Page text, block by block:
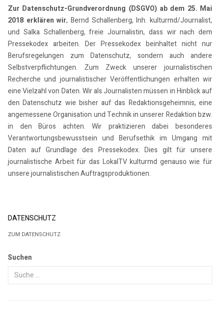
Zur Datenschutz-Grundverordnung (DSGVO) ab dem 25. Mai
2018 erklären wir, Bernd Schallenberg, Inh. kulturmd/Journalist,
und Salka Schallenberg, freie Journalistin, dass wir nach dem
Pressekodex arbeiten. Der Pressekodex beinhaltet nicht nur
Berufsregelungen zum Datenschutz, sondern auch andere
Selbstverpflichtungen. Zum Zweck unserer journalistischen
Recherche und journalistischer Veröffentlichungen erhalten wir
eine Vielzahl von Daten. Wir als Journalisten müssen in Hinblick auf
den Datenschutz wie bisher auf das Redaktionsgeheimnis, eine
angemessene Organisation und Technik in unserer Redaktion bzw.
in den Büros achten. Wir praktizieren dabei besonderes
Verantwortungsbewusstsein und Berufsethik im Umgang mit
Daten auf Grundlage des Pressekodex. Dies gilt für unsere
journalistische Arbeit für das LokalTV kulturmd genauso wie für
unsere journalistischen Auftragsproduktionen.
DATENSCHUTZ
ZUM DATENSCHUTZ
Suchen